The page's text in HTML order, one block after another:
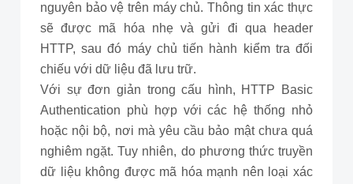
nguyên bảo vệ trên máy chủ. Thông tin xác thực
sẽ được mã hóa nhẹ và gửi đi qua header
HTTP, sau đó máy chủ tiến hành kiểm tra đối
chiếu với dữ liệu đã lưu trữ.
Với sự đơn giản trong cấu hình, HTTP Basic
Authentication phù hợp với các hệ thống nhỏ
hoặc nội bộ, nơi mà yêu cầu bảo mật chưa quá
nghiêm ngặt. Tuy nhiên, do phương thức truyền
dữ liệu không được mã hóa mạnh nên loại xác